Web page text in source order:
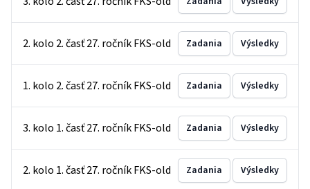
2. kolo 2. časť 27. ročník FKS-old Zadania Výsledky
1. kolo 2. časť 27. ročník FKS-old Zadania Výsledky
3. kolo 1. časť 27. ročník FKS-old Zadania Výsledky
2. kolo 1. časť 27. ročník FKS-old Zadania Výsledky